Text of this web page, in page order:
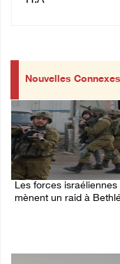
Nouvelles Connexes
Les forces israéliennes
mènent un raid à